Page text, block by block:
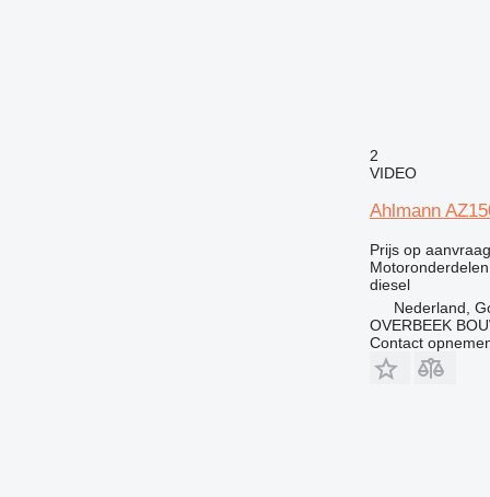
2
VIDEO
Ahlmann
Prijs op aanvraag
diesel
Nederland,
OVERBEEK
Contact